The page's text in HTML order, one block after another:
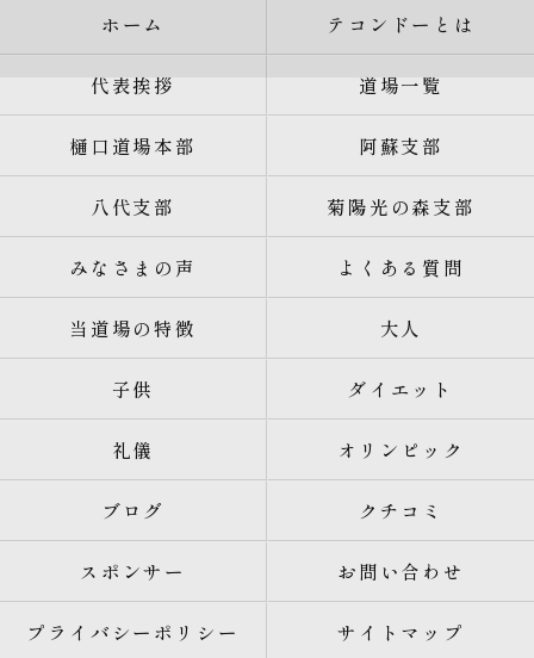
ホーム テコンドーとは
代表挨拶 道場一覧
樋口道場本部 阿蘇支部
八代支部 菊陽光の森支部
みなさまの声 よくある質問
当道場の特徴 大人
子供 ダイエット
礼儀 オリンピック
ブログ クチコミ
スポンサー お問い合わせ
プライバシーポリシー サイトマップ